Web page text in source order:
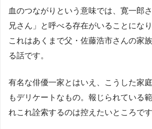
血のつながりという意味では、寛一郎
兄さん」と呼べる存在がいることにな
これはあくまで父・佐藤浩市さんの家
る話です。
有名な俳優一家とはいえ、こうした家
もデリケートなもの。報じられている
れこれ詮索するのは控えたいところです